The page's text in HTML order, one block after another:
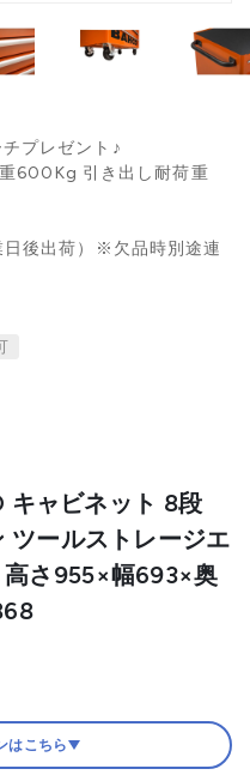
プレゼント♪
600Kg 引き出し耐荷重
後出荷）※欠品時別途連
キャビネット 8段
ツールストレージエ
高さ955×幅693×奥
はこちら